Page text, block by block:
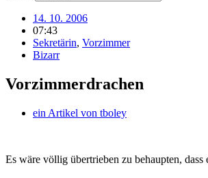
14. 10. 2006
07:43
Sekretärin, Vorzimmer
Bizarr
Vorzimmerdrachen
ein Artikel von tboley
Es wäre völlig übertrieben zu behaupten,